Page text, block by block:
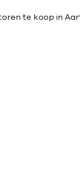
te koop in